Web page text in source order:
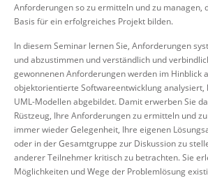
Anforderungen so zu ermitteln und zu managen,
Basis für ein erfolgreiches Projekt bilden.
In diesem Seminar lernen Sie, Anforderungen
und abzustimmen und verständlich und
gewonnenen Anforderungen werden im Hinblick
objektorientierte Softwareentwicklung analysiert,
UML-Modellen abgebildet. Damit erwerben Sie
Rüstzeug, Ihre Anforderungen zu ermitteln und
immer wieder Gelegenheit, Ihre eigenen
oder in der Gesamtgruppe zur Diskussion zu
anderer Teilnehmer kritisch zu betrachten. Sie
Möglichkeiten und Wege der Problemlösung